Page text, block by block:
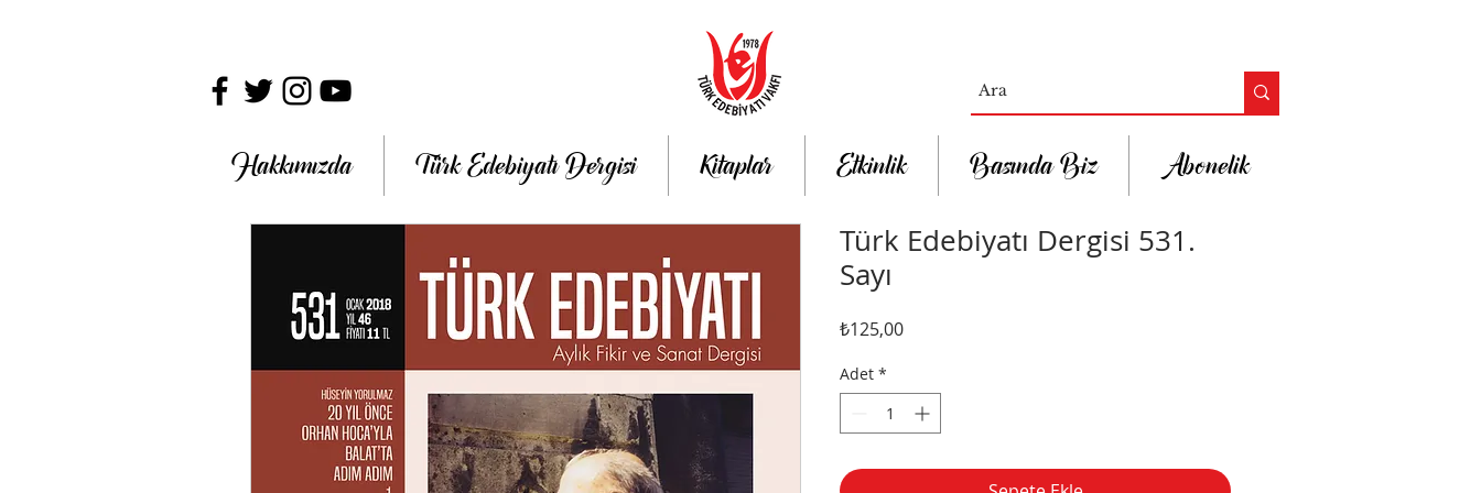
Hakkımızda Türk Edebiyatı Dergisi Kitaplar Etkinlik Basında Biz Abonelik
Türk Edebiyatı Dergisi 531.
Sayı
₺125,00Fiyat
Adet *